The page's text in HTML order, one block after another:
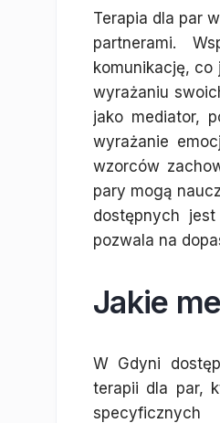
Terapia dla par
partnerami.
komunikację,
wyrażaniu
jako mediator,
wyrażanie
wzorców
pary mogą
dostępnych
pozwala na
Jakie
W Gdyni
terapii dla par,